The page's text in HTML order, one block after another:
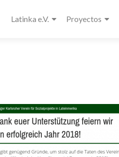
Latinka e.V. Proyectos